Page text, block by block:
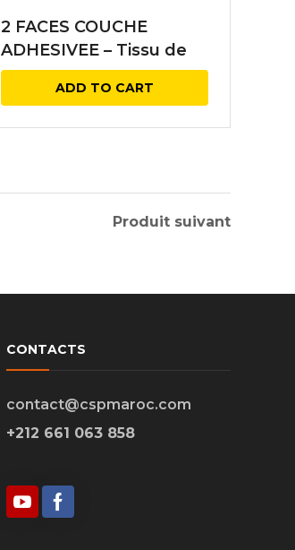
2 FACES COUCHE
ADHESIVEE – Tissu de
renfort EP160
ADD TO CART
Produit suivant
CONTACTS
contact@cspmaroc.com
+212 661 063 858